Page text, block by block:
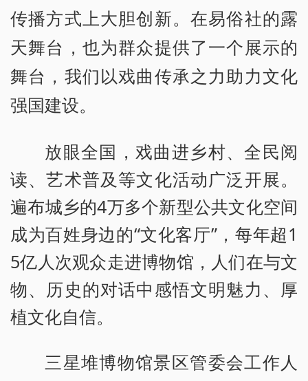
传播方式上大胆创新。在易俗社的露
天舞台，也为群众提供了一个展示的
舞台，我们以戏曲传承之力助力文化
强国建设。
放眼全国，戏曲进乡村、全民阅
读、艺术普及等文化活动广泛开展。
遍布城乡的4万多个新型公共文化空间
成为百姓身边的“文化客厅”，每年超1
5亿人次观众走进博物馆，人们在与文
物、历史的对话中感悟文明魅力、厚
植文化自信。
三星堆博物馆景区管委会工作人